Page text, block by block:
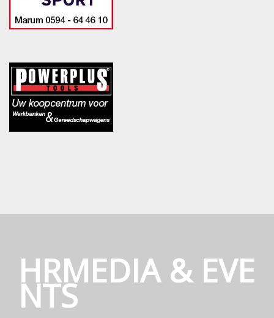
HRMEDIA & EVE
NTS